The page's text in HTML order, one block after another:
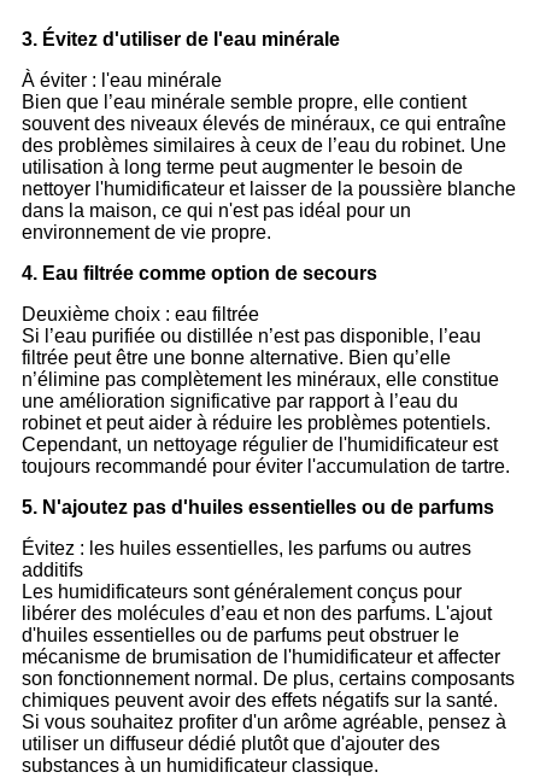
3. Évitez d'utiliser de l'eau minérale
À éviter : l'eau minérale
Bien que l’eau minérale semble propre, elle contient
souvent des niveaux élevés de minéraux, ce qui entraîne
des problèmes similaires à ceux de l’eau du robinet. Une
utilisation à long terme peut augmenter le besoin de
nettoyer l'humidificateur et laisser de la poussière blanche
dans la maison, ce qui n'est pas idéal pour un
environnement de vie propre.
4. Eau filtrée comme option de secours
Deuxième choix : eau filtrée
Si l’eau purifiée ou distillée n’est pas disponible, l’eau
filtrée peut être une bonne alternative. Bien qu’elle
n’élimine pas complètement les minéraux, elle constitue
une amélioration significative par rapport à l’eau du
robinet et peut aider à réduire les problèmes potentiels.
Cependant, un nettoyage régulier de l'humidificateur est
toujours recommandé pour éviter l'accumulation de tartre.
5. N'ajoutez pas d'huiles essentielles ou de parfums
Évitez : les huiles essentielles, les parfums ou autres
additifs
Les humidificateurs sont généralement conçus pour
libérer des molécules d’eau et non des parfums. L'ajout
d'huiles essentielles ou de parfums peut obstruer le
mécanisme de brumisation de l'humidificateur et affecter
son fonctionnement normal. De plus, certains composants
chimiques peuvent avoir des effets négatifs sur la santé.
Si vous souhaitez profiter d'un arôme agréable, pensez à
utiliser un diffuseur dédié plutôt que d'ajouter des
substances à un humidificateur classique.